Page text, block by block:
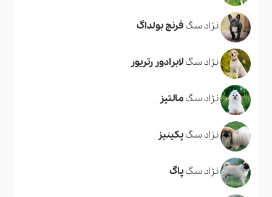
نژاد سگفرنچ بولداگ
نژاد سگلابرادور رتریور
نژاد سگمالتیز
نژاد سگپکینیز
نژاد سگپاگ